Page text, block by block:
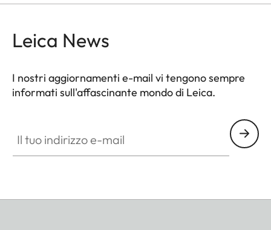
Leica News
I nostri aggiornamenti e-mail vi tengono sempre
informati sull'affascinante mondo di Leica.